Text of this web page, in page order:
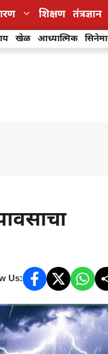
शिक्षण तंत्रज्ञान
खेळ आध्यात्मिक सिनेमा
Us: